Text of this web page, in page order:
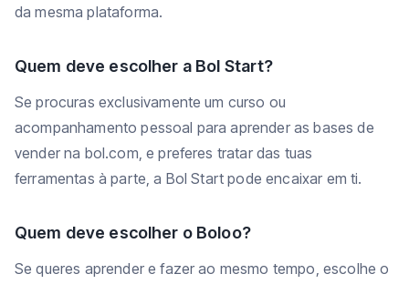
da mesma plataforma.
Quem deve escolher a Bol Start?
Se procuras exclusivamente um curso ou
acompanhamento pessoal para aprender as bases de
vender na bol.com, e preferes tratar das tuas
ferramentas à parte, a Bol Start pode encaixar em ti.
Quem deve escolher o Boloo?
Se queres aprender e fazer ao mesmo tempo, escolhe o